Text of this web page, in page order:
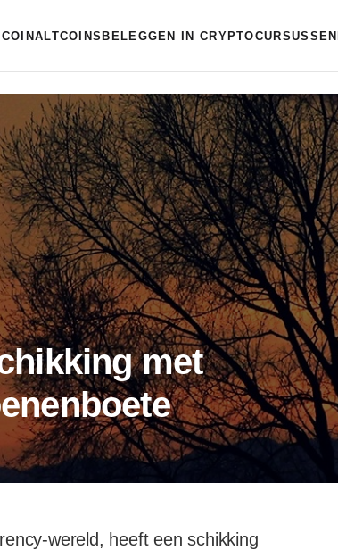
ALTCOINS BELEGGEN IN CRYPTOCURSUSSEN
met
wereld, heeft een schikking